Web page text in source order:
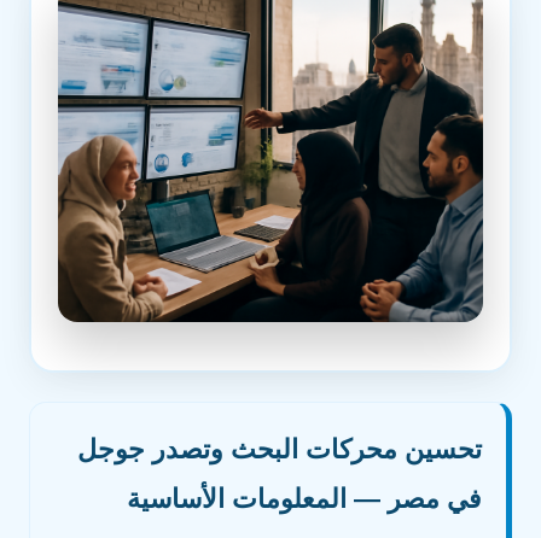
تحسين محركات البحث وتصدر جوجل
في مصر — المعلومات الأساسية